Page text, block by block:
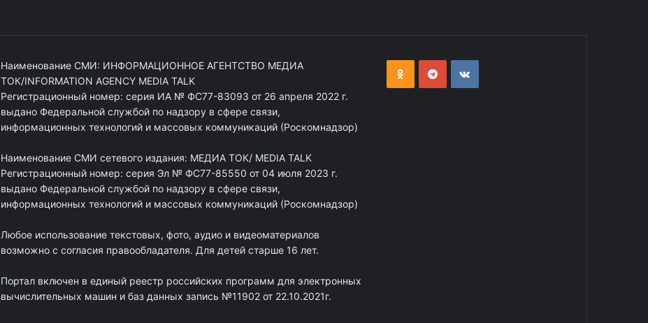
Наименование СМИ: ИНФОРМАЦИОННОЕ АГЕНТСТВО МЕДИА
ТОК/INFORMATION AGENCY MEDIA TALK
Регистрационный номер: серия ИА № ФС77-83093 от 26 апреля 2022 г.
выдано Федеральной службой по надзору в сфере связи,
информационных технологий и массовых коммуникаций (Роскомнадзор)
Наименование СМИ сетевого издания: МЕДИА ТОК/ MEDIA TALK
Регистрационный номер: серия Эл № ФС77-85550 от 04 июля 2023 г.
выдано Федеральной службой по надзору в сфере связи,
информационных технологий и массовых коммуникаций (Роскомнадзор)
Любое использование текстовых, фото, аудио и видеоматериалов
возможно с согласия правообладателя. Для детей старше 16 лет.
Портал включен в единый реестр российских программ для электронных
вычислительных машин и баз данных запись №11902 от 22.10.2021г.